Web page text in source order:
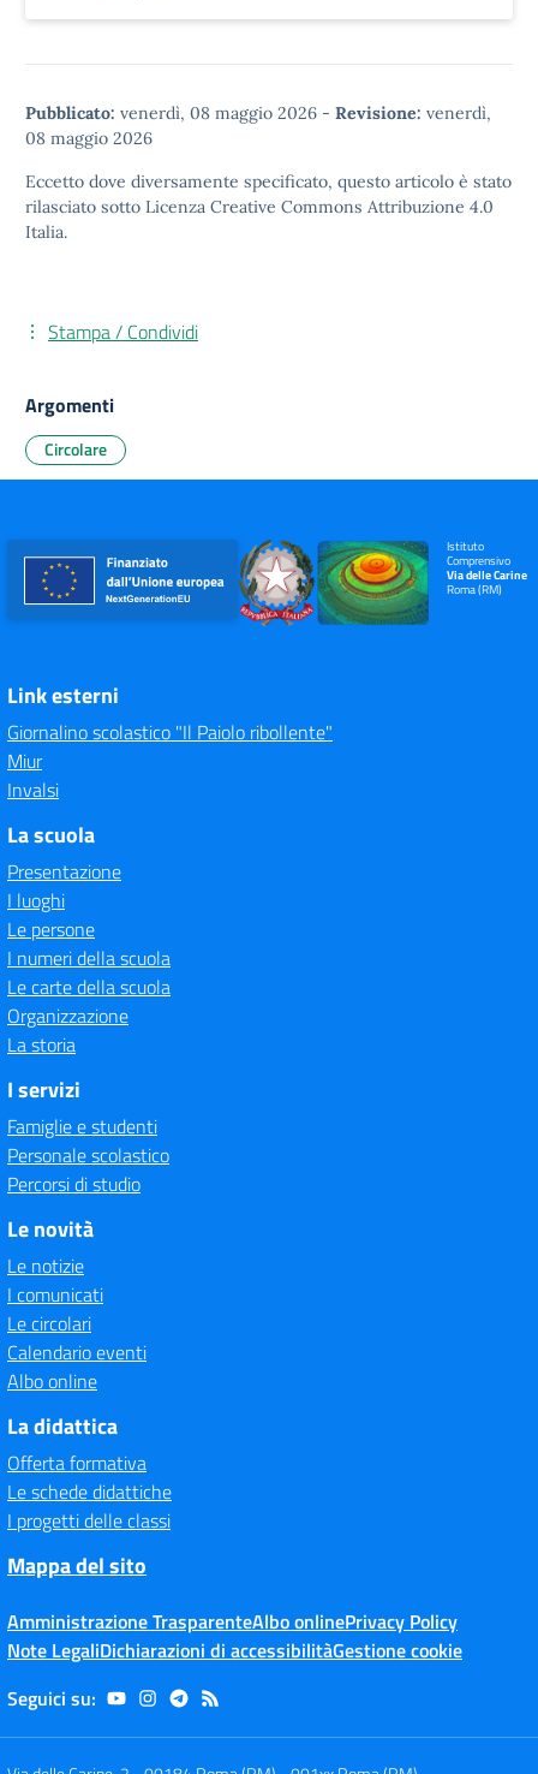
Pubblicato: venerdì, 08 maggio 2026 - Revisione: venerdì,
08 maggio 2026
Eccetto dove diversamente specificato, questo articolo è stato
rilasciato sotto Licenza Creative Commons Attribuzione 4.0
Italia.
Stampa / Condividi
Argomenti
Circolare
Istituto
Comprensivo
Via delle Carine
Roma (RM)
Link esterni
Giornalino scolastico "Il Paiolo ribollente"
Miur
Invalsi
La scuola
Presentazione
I luoghi
Le persone
I numeri della scuola
Le carte della scuola
Organizzazione
La storia
I servizi
Famiglie e studenti
Personale scolastico
Percorsi di studio
Le novità
Le notizie
I comunicati
Le circolari
Calendario eventi
Albo online
La didattica
Offerta formativa
Le schede didattiche
I progetti delle classi
Mappa del sito
Amministrazione TrasparenteAlbo onlinePrivacy Policy
Note LegaliDichiarazioni di accessibilitàGestione cookie
Seguici su: